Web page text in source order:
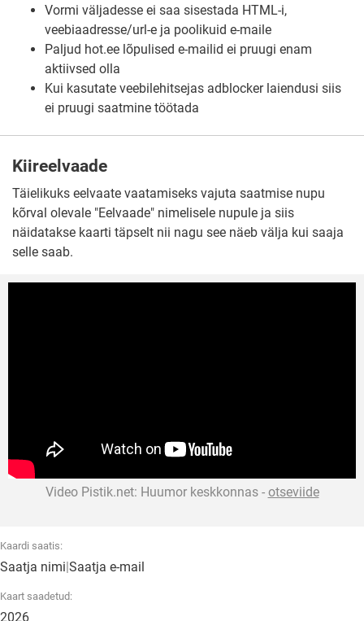
Vormi väljadesse ei saa sisestada HTML-i,
veebiaadresse/url-e ja poolikuid e-maile
Paljud hot.ee lõpulised e-mailid ei pruugi enam
aktiivsed olla
Kui kasutate veebilehitsejas adblocker laiendusi siis
ei pruugi saatmine töötada
Kiireelvaade
Täielikuks eelvaate vaatamiseks vajuta saatmise nupu
kõrval olevale "Eelvaade" nimelisele nupule ja siis
näidatakse kaarti täpselt nii nagu see näeb välja kui saaja
selle saab.
Video Pistik.net: Huumor keskkonnas - otseviide
Kaardi saatis:
Saatja nimi|Saatja e-mail
Kaart saadetud:
2026